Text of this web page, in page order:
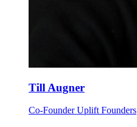
Till Augner
Co-Founder Uplift Founders